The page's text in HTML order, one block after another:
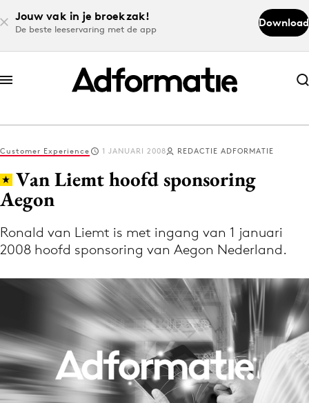
Jouw vak in je broekzak!
De beste leeservaring met de app
Download
Abonneer nu
Abonneer nu
Log in
Volg het laatste nieuws via de Adformatie
Nieuws app
Menu
Home
Customer Experience 1 JANUARI 2008 REDACTIE ADFORMATIE
Van Liemt hoofd sponsoring
Aegon
Ronald van Liemt is met ingang van 1 januari
2008 hoofd sponsoring van Aegon Nederland.